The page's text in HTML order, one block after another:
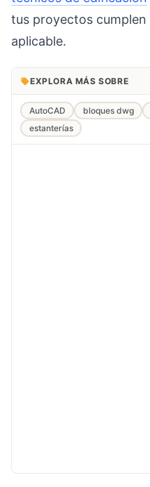
tus proyectos
aplicable.
EXPLORA MÁS SOBRE
AutoCAD bloques dwg
estanterías